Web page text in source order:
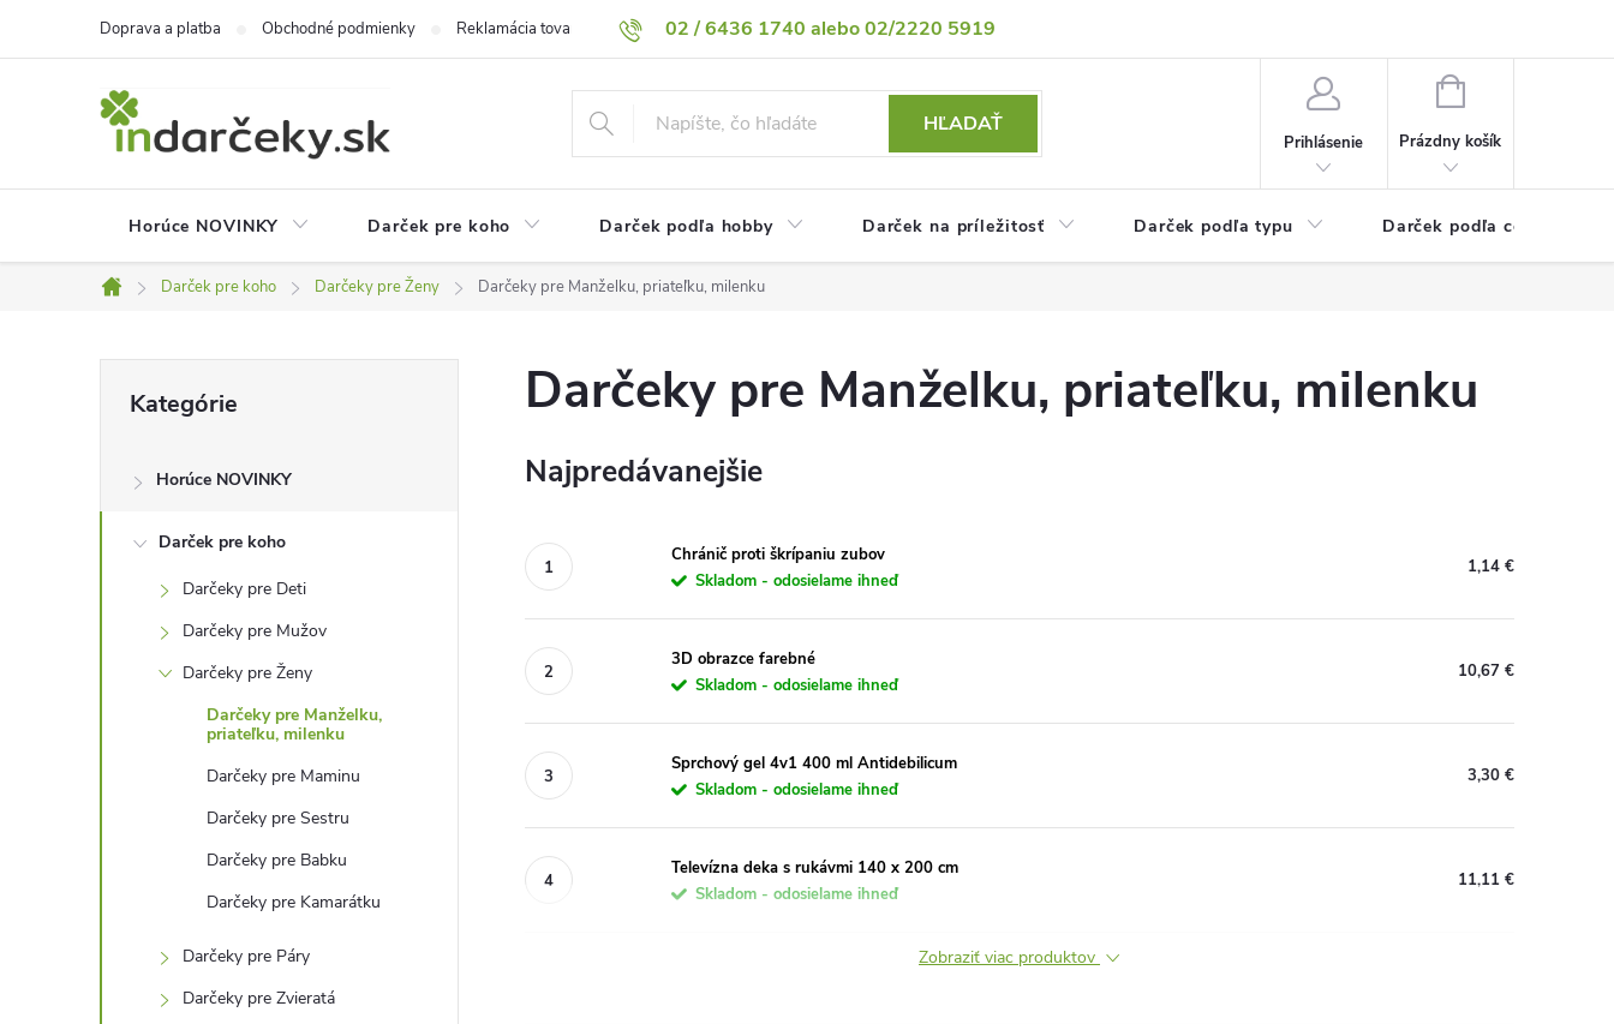
02 / 6436 1740 alebo 02/2220 5919
Doprava a platba Obchodné podmienky Reklamácia tovaru Vrátenie tovaru Podmienky ochrany osobných údajov
HĽADAŤ
Prihlásenie
NÁKUPNÝ
Prázdny košík
Horúce NOVINKY Darček pre koho Darček podľa hobby Darček na príležitosť Darček podľa typu Darček podľa ceny
Domov
Darček pre koho Darčeky pre Ženy Darčeky pre Manželku, priateľku, milenku
č
kategórie
Kategórie
Horúce NOVINKY
Darček pre koho
Darčeky pre Deti
Darčeky pre Mužov
Darčeky pre Ženy
Darčeky pre Manželku,
priateľku, milenku
Darčeky pre Maminu
Darčeky pre Sestru
Darčeky pre Babku
Darčeky pre Kamarátku
Darčeky pre Páry
Darčeky pre Zvieratá
Darčeky pre Manželku, priateľku, milenku
Najpredávanejšie
Chránič proti škrípaniu zubov
Skladom - odosielame ihneď
1,14 €
3D obrazce farebné
Skladom - odosielame ihneď
10,67 €
Sprchový gel 4v1 400 ml Antidebilicum
Skladom - odosielame ihneď
3,30 €
Televízna deka s rukávmi 140 x 200 cm
Skladom - odosielame ihneď
11,11 €
Zobraziť viac produktov